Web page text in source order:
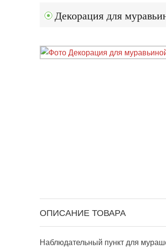
Декорация для
ОПИСАНИЕ ТОВАРА
Наблюдательный пункт для